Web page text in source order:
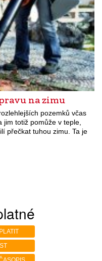
na zimu
pozemků včas
totiž pomůže v teple,
přečkat tuhou zimu. Ta je